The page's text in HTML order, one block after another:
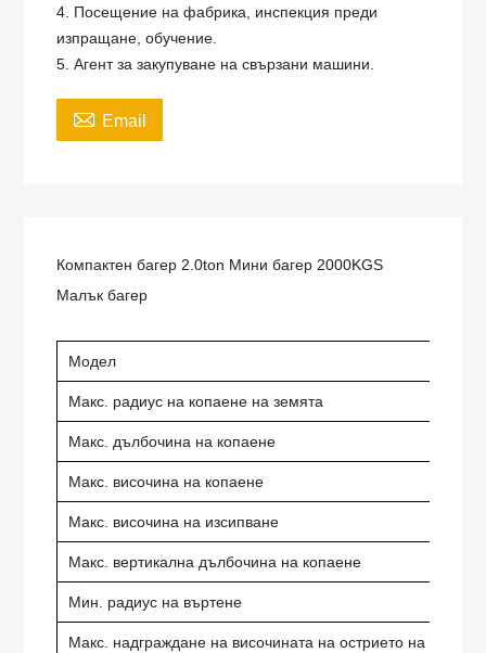
4. Посещение на фабрика, инспекция преди
изпращане, обучение.
5. Агент за закупуване на свързани машини.
 Email
Компактен багер 2.0ton Мини багер 2000KGS
Малък багер
Модел
Макс. радиус на копаене на земята
Макс. дълбочина на копаене
Макс. височина на копаене
Макс. височина на изсипване
Макс. вертикална дълбочина на копаене
Мин. радиус на въртене
Макс. надграждане на височината на острието на